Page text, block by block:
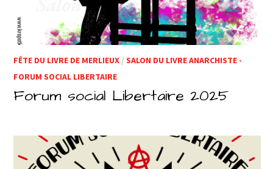
FÊTE DU LIVRE DE MERLIEUX /SALON DU LIVRE ANARCHISTE -
FORUM SOCIAL LIBERTAIRE
Forum social Libertaire 2025